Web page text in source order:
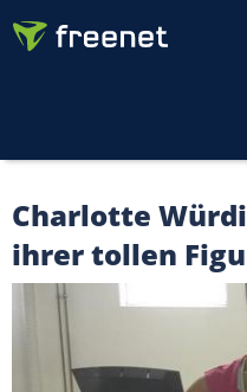
Charlotte
ihrer tollen